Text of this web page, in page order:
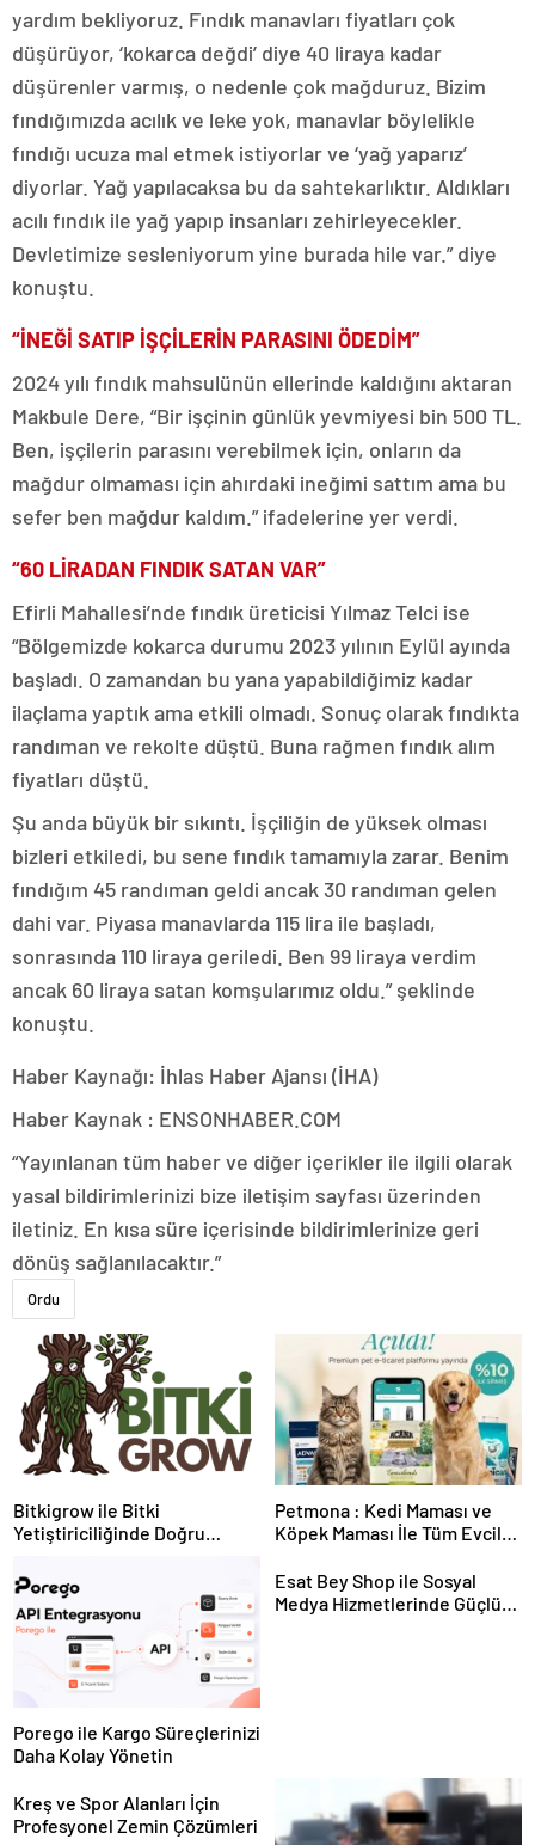
yardım bekliyoruz. Fındık manavları fiyatları çok
düşürüyor, ‘kokarca değdi’ diye 40 liraya kadar
düşürenler varmış, o nedenle çok mağduruz. Bizim
fındığımızda acılık ve leke yok, manavlar böylelikle
fındığı ucuza mal etmek istiyorlar ve ‘yağ yaparız’
diyorlar. Yağ yapılacaksa bu da sahtekarlıktır. Aldıkları
acılı fındık ile yağ yapıp insanları zehirleyecekler.
Devletimize sesleniyorum yine burada hile var.” diye
konuştu.
“İNEĞİ SATIP İŞÇİLERİN PARASINI ÖDEDİM”
2024 yılı fındık mahsulünün ellerinde kaldığını aktaran
Makbule Dere, “Bir işçinin günlük yevmiyesi bin 500 TL.
Ben, işçilerin parasını verebilmek için, onların da
mağdur olmaması için ahırdaki ineğimi sattım ama bu
sefer ben mağdur kaldım.” ifadelerine yer verdi.
“60 LİRADAN FINDIK SATAN VAR”
Efirli Mahallesi’nde fındık üreticisi Yılmaz Telci ise
“Bölgemizde kokarca durumu 2023 yılının Eylül ayında
başladı. O zamandan bu yana yapabildiğimiz kadar
ilaçlama yaptık ama etkili olmadı. Sonuç olarak fındıkta
randıman ve rekolte düştü. Buna rağmen fındık alım
fiyatları düştü.
Şu anda büyük bir sıkıntı. İşçiliğin de yüksek olması
bizleri etkiledi, bu sene fındık tamamıyla zarar. Benim
fındığım 45 randıman geldi ancak 30 randıman gelen
dahi var. Piyasa manavlarda 115 lira ile başladı,
sonrasında 110 liraya geriledi. Ben 99 liraya verdim
ancak 60 liraya satan komşularımız oldu.” şeklinde
konuştu.
Haber Kaynağı: İhlas Haber Ajansı (İHA)
Haber Kaynak : ENSONHABER.COM
“Yayınlanan tüm haber ve diğer içerikler ile ilgili olarak
yasal bildirimlerinizi bize iletişim sayfası üzerinden
iletiniz. En kısa süre içerisinde bildirimlerinize geri
dönüş sağlanılacaktır.”
Ordu
Bitkigrow ile Bitki
Yetiştiriciliğinde Doğru
Petmona : Kedi Maması ve
Köpek Maması İle Tüm Evcil
Porego ile Kargo Süreçlerinizi
Daha Kolay Yönetin
Esat Bey Shop ile Sosyal
Medya Hizmetlerinde Güçlü
Kreş ve Spor Alanları İçin
Profesyonel Zemin Çözümleri